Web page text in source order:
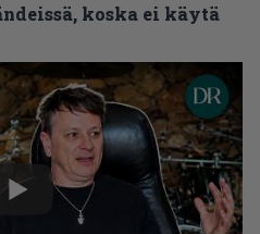
koska ei käytä